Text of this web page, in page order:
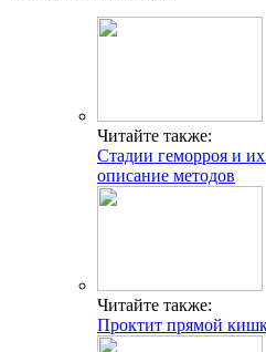
Читайте также:
Стадии геморроя и
описание методов
Читайте также:
Проктит прямой